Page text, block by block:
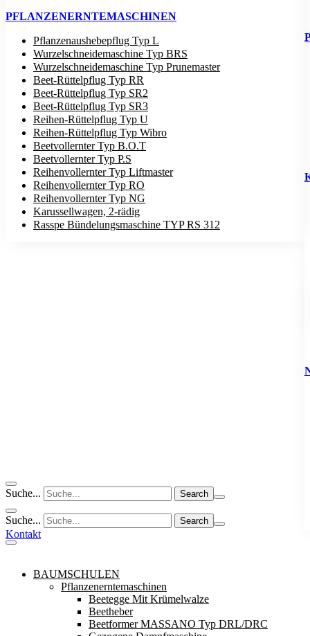
PFLANZENERNTEMASCHINEN
Pflanzenaushebepflug Typ L
Wurzelschneidemaschine Typ BRS
Wurzelschneidemaschine Typ Prunemaster
Beet-Rüttelpflug Typ RR
Beet-Rüttelpflug Typ SR2
Beet-Rüttelpflug Typ SR3
Reihen-Rüttelpflug Typ U
Reihen-Rüttelpflug Typ Wibro
Beetvollernter Typ B.O.T
Beetvollernter Typ P.S
Reihenvollernter Typ Liftmaster
Reihenvollernter Typ RO
Reihenvollernter Typ NG
Karussellwagen, 2-rädig
Rasspe Bündelungsmaschine TYP RS 312
Suche...
Suche...
Kontakt
BAUMSCHULEN
Pflanzenerntemaschinen
Beetegge Mit Krümelwalze
Beetheber
Beetformer MASSANO Typ DRL/DRC